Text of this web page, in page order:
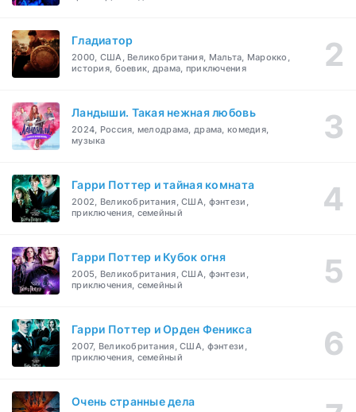
Гладиатор
2000, США, Великобритания, Мальта, Марокко,
история, боевик, драма, приключения
Ландыши. Такая нежная любовь
2024, Россия, мелодрама, драма, комедия,
музыка
Гарри Поттер и тайная комната
2002, Великобритания, США, фэнтези,
приключения, семейный
Гарри Поттер и Кубок огня
2005, Великобритания, США, фэнтези,
приключения, семейный
Гарри Поттер и Орден Феникса
2007, Великобритания, США, фэнтези,
приключения, семейный
Очень странные дела